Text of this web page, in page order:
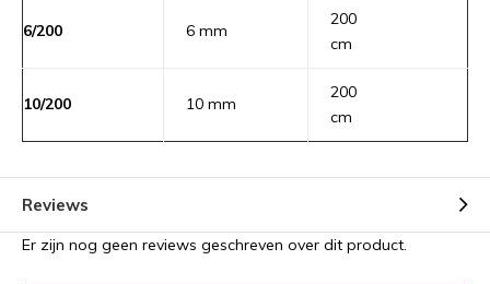
6/200 6 mm
200
cm
10/200 10 mm
200
cm
Reviews
Er zijn nog geen reviews geschreven over dit product.